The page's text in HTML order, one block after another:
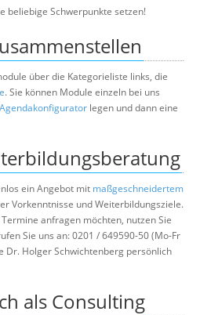
beliebige Schwerpunkte setzen!
über die Kategorieliste links, die
. Sie können Module einzeln bei uns
Agendakonfigurator legen und dann eine
ein Angebot mit maßgeschneidertem
Vorkenntnisse und Weiterbildungsziele.
anfragen möchten, nutzen Sie
Sie uns an: 0201 / 649590-50 (Mo-Fr
Dr. Holger Schwichtenberg persönlich
als Consulting